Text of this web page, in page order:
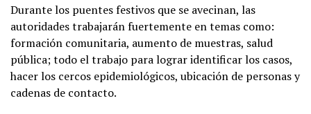
Durante los puentes festivos que se avecinan, las
autoridades trabajarán fuertemente en temas como:
formación comunitaria, aumento de muestras, salud
pública; todo el trabajo para lograr identificar los casos,
hacer los cercos epidemiológicos, ubicación de personas y
cadenas de contacto.